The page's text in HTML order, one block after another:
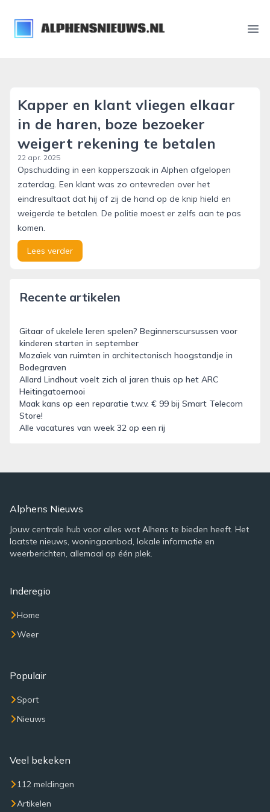
alphensnieuws.nl
Kapper en klant vliegen elkaar
in de haren, boze bezoeker
weigert rekening te betalen
22 apr. 2025
Opschudding in een kapperszaak in Alphen afgelopen
zaterdag. Een klant was zo ontevreden over het
eindresultaat dat hij of zij de hand op de knip hield en
weigerde te betalen. De politie moest er zelfs aan te pas
komen.
Lees verder
Recente artikelen
Gitaar of ukelele leren spelen? Beginnerscursussen voor
kinderen starten in september
Mozaïek van ruimten in architectonisch hoogstandje in
Bodegraven
Allard Lindhout voelt zich al jaren thuis op het ARC
Heitingatoernooi
Maak kans op een reparatie t.w.v. € 99 bij Smart Telecom
Store!
Alle vacatures van week 32 op een rij
Alphens Nieuws
Jouw centrale hub voor alles wat Alhens te bieden heeft. Het
laatste nieuws, woningaanbod, lokale informatie en
weerberichten, allemaal op één plek.
Inderegio
Home
Weer
Populair
Sport
Nieuws
Veel bekeken
112 meldingen
Artikelen